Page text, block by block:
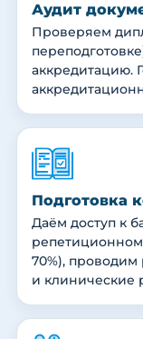
Аудит
Проверяем
аккредитацию.
Подготовка
Даём доступ к
70%),
и клинические